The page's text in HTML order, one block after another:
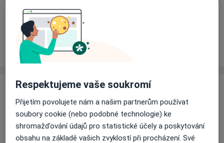
Rezervovat termín
Ceník Adresy
Ceník
Informace o službách a cenách nejsou k dispozici
Tento specialista ještě nepřidával žádné informace o
svých službách.
Respektujeme vaše soukromí
Přijetím povolujete nám a našim partnerům používat
soubory cookie (nebo podobné technologie) ke
shromažďování údajů pro statistické účely a poskytování
obsahu na základě vašich zvyklostí při procházení. Své